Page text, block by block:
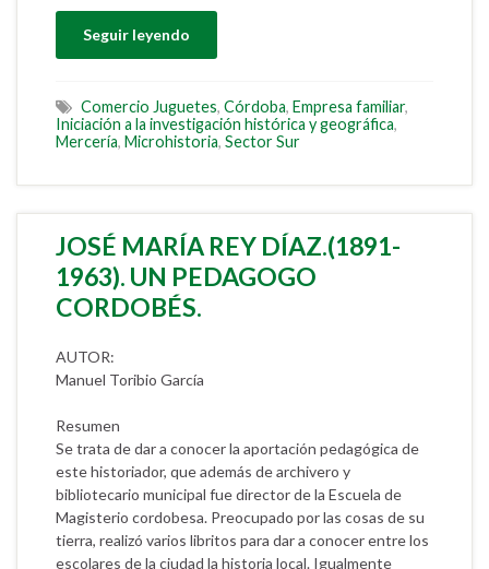
Seguir leyendo
Comercio Juguetes, Córdoba, Empresa familiar,
Iniciación a la investigación histórica y geográfica,
Mercería, Microhistoria, Sector Sur
JOSÉ MARÍA REY DÍAZ.(1891-
1963). UN PEDAGOGO
CORDOBÉS.
AUTOR:
Manuel Toribio García
Resumen
Se trata de dar a conocer la aportación pedagógica de
este historiador, que además de archivero y
bibliotecario municipal fue director de la Escuela de
Magisterio cordobesa. Preocupado por las cosas de su
tierra, realizó varios libritos para dar a conocer entre los
escolares de la ciudad la historia local. Igualmente